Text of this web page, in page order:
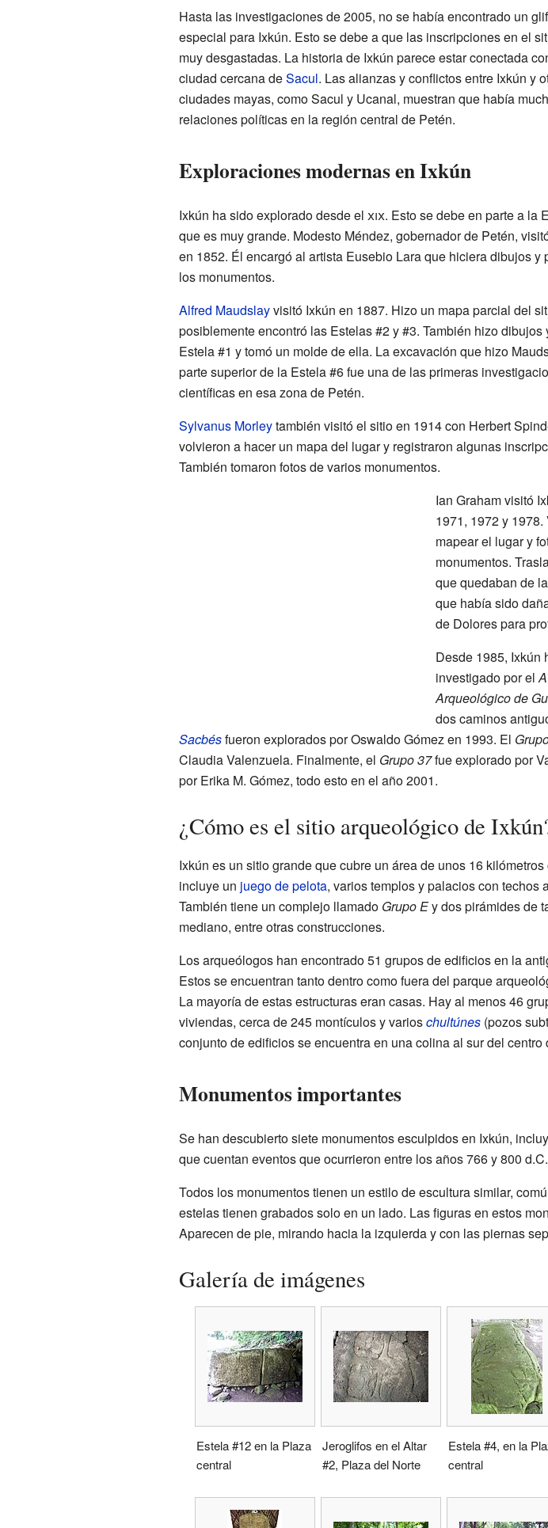
Hasta las investigaciones de 2005, no se había encontrado un
especial para Ixkún. Esto se debe a que las inscripciones en el
muy desgastadas. La historia de Ixkún parece estar conectada
ciudad cercana deSacul. Las alianzas y conflictos entre Ixkún y
ciudades mayas, como Sacul y Ucanal, muestran que había
relaciones políticas en la región central de Petén.
Exploraciones modernas en Ixkún
Ixkún ha sido explorado desde el xix. Esto se debe en parte a la
que es muy grande. Modesto Méndez, gobernador de Petén,
en 1852. Él encargó al artista Eusebio Lara que hiciera dibujos y
los monumentos.
Alfred Maudslayvisitó Ixkún en 1887. Hizo un mapa parcial del
posiblemente encontró las Estelas #2 y #3. También hizo dibujos
Estela #1 y tomó un molde de ella. La excavación que hizo
parte superior de la Estela #6 fue una de las primeras
científicas en esa zona de Petén.
Sylvanus Morleytambién visitó el sitio en 1914 con Herbert
volvieron a hacer un mapa del lugar y registraron algunas
También tomaron fotos de varios monumentos.
Ian Graham visitó
1971, 1972 y 1978.
mapear el lugar y
monumentos.
que quedaban de
que había sido
de Dolores para
Desde 1985, Ixkún
investigado por el
Arqueológico de
dos caminos
Sacbésfueron explorados por Oswaldo Gómez en 1993. El
Claudia Valenzuela. Finalmente, el Grupo 37fue explorado por
por Erika M. Gómez, todo esto en el año 2001.
¿Cómo es el sitio arqueológico de
Ixkún es un sitio grande que cubre un área de unos 16
incluye un juego de pelota, varios templos y palacios con techos
También tiene un complejo llamado Grupo Ey dos pirámides de
mediano, entre otras construcciones.
Los arqueólogos han encontrado 51 grupos de edificios en la
Estos se encuentran tanto dentro como fuera del parque
La mayoría de estas estructuras eran casas. Hay al menos 46
viviendas, cerca de 245 montículos y varioschultúnes(pozos
conjunto de edificios se encuentra en una colina al sur del centro
Monumentos importantes
Se han descubierto siete monumentos esculpidos en Ixkún,
que cuentan eventos que ocurrieron entre los años 766 y 800
Todos los monumentos tienen un estilo de escultura similar,
estelas tienen grabados solo en un lado. Las figuras en estos
Aparecen de pie, mirando hacia la izquierda y con las piernas
Galería de imágenes
Estela #12 en la Plaza
central
Jeroglifos en el Altar
#2, Plaza del Norte
Estela #4, en la
central